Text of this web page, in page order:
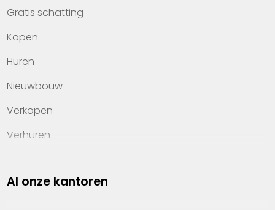
Gratis schatting
Kopen
Huren
Nieuwbouw
Verkopen
Verhuren
Property management
Al onze kantoren